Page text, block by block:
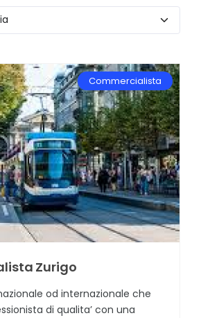
Commercialista
Zurigo
od internazionale che
di qualita’ con una